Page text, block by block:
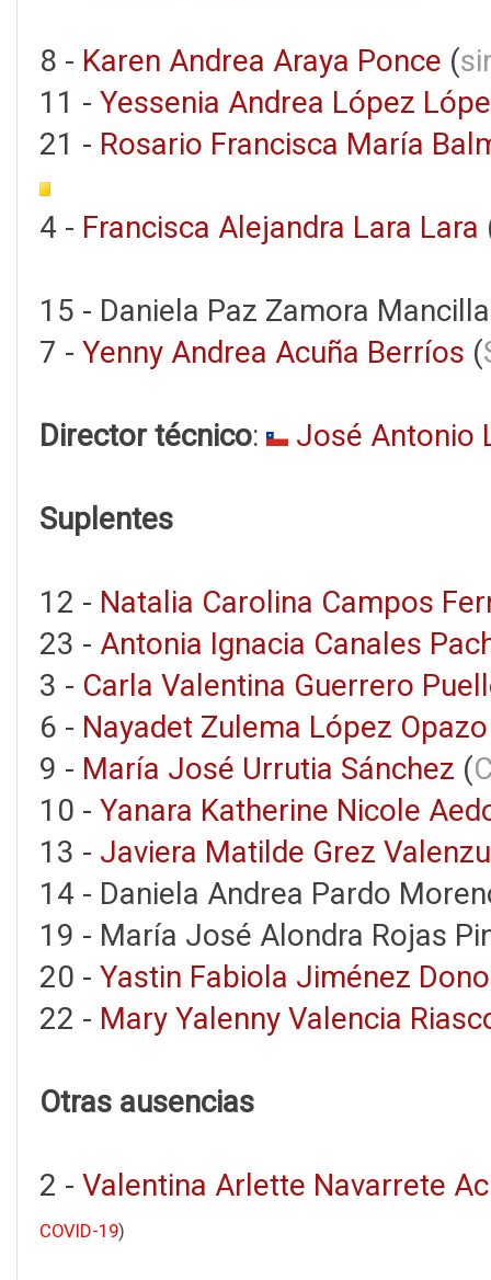
8 - Karen Andrea Araya Ponce (
11 - Yessenia Andrea López
21 - Rosario Francisca María
4 - Francisca Alejandra Lara Lara
15 - Daniela Paz Zamora
7 - Yenny Andrea Acuña Berríos (
Director técnico: José Antonio
Suplentes
12 - Natalia Carolina Campos
23 - Antonia Ignacia Canales
3 - Carla Valentina Guerrero
6 - Nayadet Zulema López Opazo
9 - María José Urrutia Sánchez (
10 - Yanara Katherine Nicole
13 - Javiera Matilde Grez
14 - Daniela Andrea Pardo
19 - María José Alondra Rojas
20 - Yastin Fabiola Jiménez
22 - Mary Yalenny Valencia
Otras ausencias
2 - Valentina Arlette Navarrete
COVID-19)